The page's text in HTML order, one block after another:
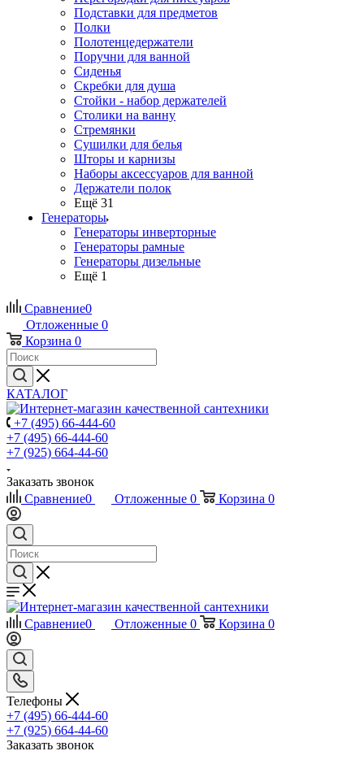
Подставки для предметов
Полки
Полотенцедержатели
Поручни для ванной
Сиденья
Скребки для душа
Стойки - набор держателей
Столики на ванну
Стремянки
Сушилки для белья
Шторы и карнизы
Наборы аксессуаров для ванной
Держатели полок
Ещё 31
Генераторы
Генераторы инверторные
Генераторы рамные
Генераторы дизельные
Ещё 1
Сравнение0
Отложенные 0
Корзина 0
КАТАЛОГ
+7 (495) 66-444-60
+7 (495) 66-444-60
+7 (925) 664-44-60
Заказать звонок
Сравнение0 Отложенные 0 Корзина 0
Сравнение0 Отложенные 0 Корзина 0
Телефоны
+7 (495) 66-444-60
+7 (925) 664-44-60
Заказать звонок